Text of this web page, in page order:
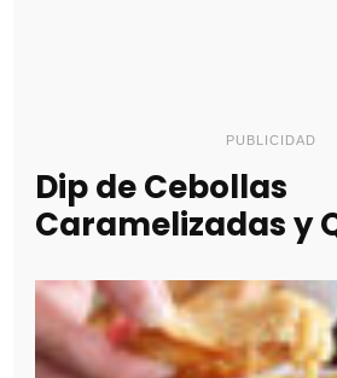
PUBLICIDAD
Dip de Cebollas
Caramelizadas y